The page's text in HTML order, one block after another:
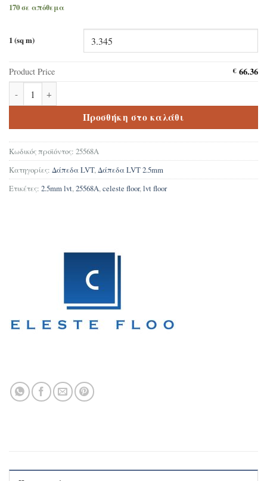
170 σε απόθεμα
1 (sq m)
Product Price €66.36
Προσθήκη στο καλάθι
Κωδικός προϊόντος: 25568Α
Κατηγορίες: Δάπεδα LVT,Δάπεδα LVT 2.5mm
Ετικέτες: 2.5mm lvt,25568A,celeste floor,lvt floor